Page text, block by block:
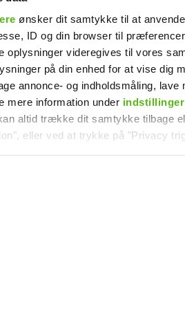
ønsker dit samtykke til at
ID og din browser til
oplysninger videregives til vores
på din enhed for at vise dig
annonce- og indholdsmåling, lave
mere information under indstillinger
altid trække dit samtykke tilbage
eller ved at trykke på "Privacy
og cookies fra tredjeparter til at
dine præferencer samt til brug
ganske
forfærdelig
t"
influencer
kun 27 år